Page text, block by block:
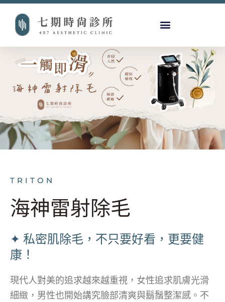
TRITON
海神雷射除毛
✦ 私密肌除毛，不只要好看，更要健
康！
現代人對美的追求越來越重視，女性追求肌膚光滑
細緻，男性也開始講究臉部清爽與鬍鬚整潔感。不